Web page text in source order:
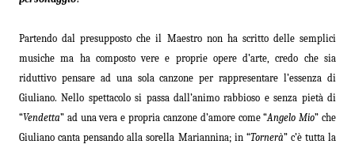
Partendo dal presupposto che il Maestro non ha scritto delle semplici
musiche ma ha composto vere e proprie opere d’arte, credo che sia
riduttivo pensare ad una sola canzone per rappresentare l’essenza di
Giuliano. Nello spettacolo si passa dall’animo rabbioso e senza pietà di
“Vendetta” ad una vera e propria canzone d’amore come “Angelo Mio” che
Giuliano canta pensando alla sorella Mariannina; in “Tornerà” c’è tutta la